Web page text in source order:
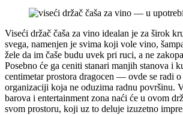
Viseći držač čaša za vino idealan je za širok
svega, namenjen je svima koji vole vino,
žele da im čaše budu uvek pri ruci, a ne
Posebno će ga ceniti stanari manjih stanova i
centimetar prostora dragocen — ovde se radi
organizaciji koja ne oduzima radnu površinu.
barova i entertainment zona naći će u ovom
svom prostoru, koji uz to deluje izuzetno